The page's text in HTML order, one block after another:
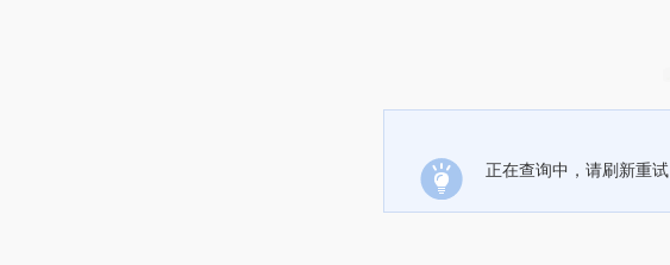
正在查询中，请刷新重试